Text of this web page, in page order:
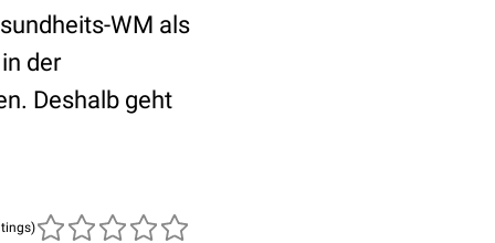
WM als
der
Deshalb geht